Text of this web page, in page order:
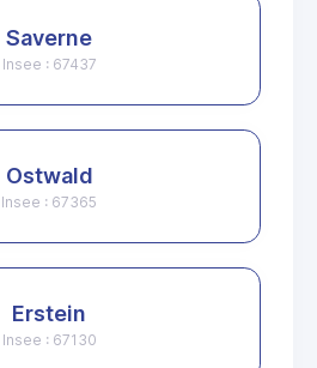
Saverne
Insee : 67437
Ostwald
Insee : 67365
Erstein
Insee : 67130